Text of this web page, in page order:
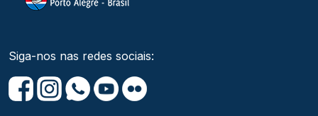
Siga-nos nas redes sociais: